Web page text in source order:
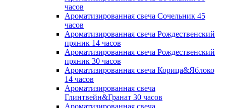
часов
Ароматизированная свеча Сочельник 45
часов
Ароматизированная свеча Рождественский
пряник 14 часов
Ароматизированная свеча Рождественский
пряник 30 часов
Ароматизированная свеча Корица&Яблоко
14 часов
Ароматизированная свеча
Глинтвейн&Гранат 30 часов